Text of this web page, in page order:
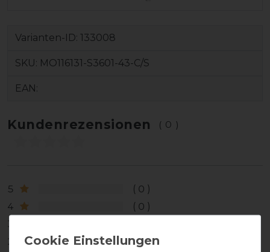
Varianten-ID: 133008
SKU: MO116131-S3601-43-C/S
EAN:
Kundenrezensionen (0)
5
0
4
0
3
2
0